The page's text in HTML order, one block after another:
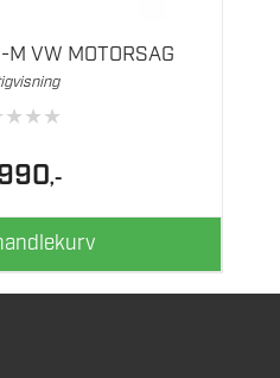
VW MOTORSAG
★★★
,-